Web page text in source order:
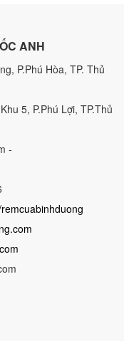
ANH
P.Phú Hòa, TP. Thủ
5, P.Phú Lợi, TP.Thủ
-